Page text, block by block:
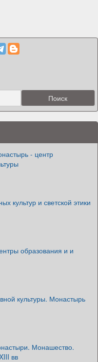
- центр
культур и светской этики
образования и и
культуры. Монастырь
Монашество.
вв